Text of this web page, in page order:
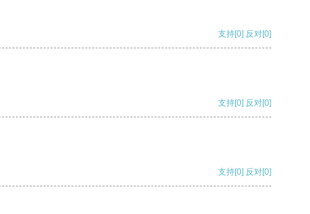
支持[0] 反对[0]
支持[0] 反对[0]
支持[0] 反对[0]